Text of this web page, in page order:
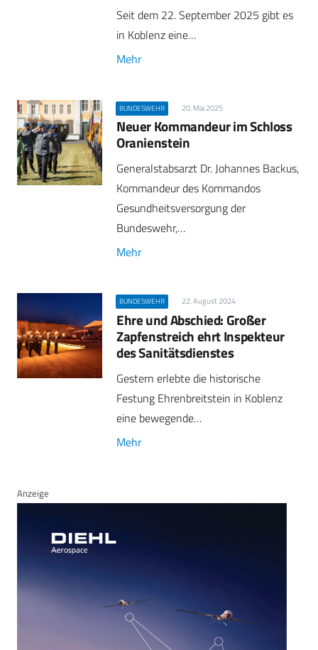
Seit dem 22. September 2025 gibt es
in Koblenz eine…
Mehr
BUNDESWEHR 20. Mai 2025
Neuer Kommandeur im Schloss
Oranienstein
Generalstabsarzt Dr. Johannes Backus,
Kommandeur des Kommandos
Gesundheitsversorgung der
Bundeswehr,…
Mehr
BUNDESWEHR 22. August 2024
Ehre und Abschied: Großer
Zapfenstreich ehrt Inspekteur
des Sanitätsdienstes
Gestern erlebte die historische
Festung Ehrenbreitstein in Koblenz
eine bewegende…
Mehr
Anzeige